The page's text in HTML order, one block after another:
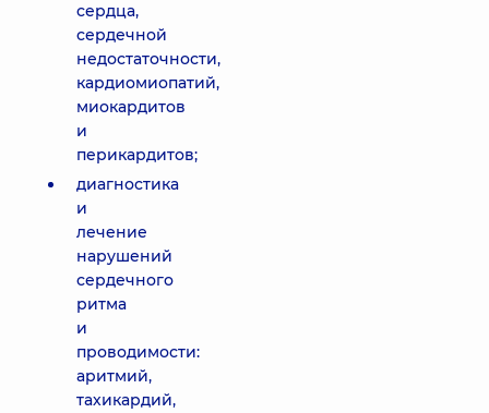
сердца,
сердечной
недостаточности,
кардиомиопатий,
миокардитов
и
перикардитов;
диагностика
и
лечение
нарушений
сердечного
ритма
и
проводимости:
аритмий,
тахикардий,